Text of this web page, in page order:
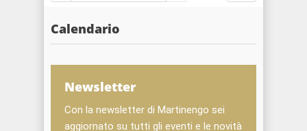
Calendario
Newsletter
Con la newsletter di Martinengo sei
aggiornato su tutti gli eventi e le novità